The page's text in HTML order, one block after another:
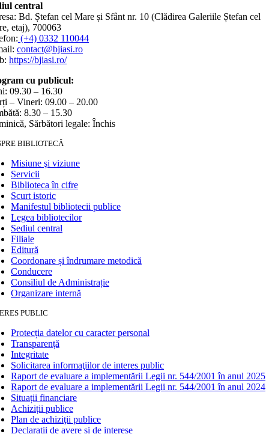
central
Bd. Ștefan cel Mare și Sfânt nr. 10 (Clădirea Galeriile Ștefan cel
etaj), 700063
(+4) 0332 110044
contact@bjiasi.ro
https://bjiasi.ro/
cu publicul:
09.30 – 16.30
– Vineri: 09.00 – 20.00
8.30 – 15.30
Sărbători legale: Închis
BIBLIOTECĂ
Misiune şi viziune
Servicii
Biblioteca în cifre
Scurt istoric
Manifestul bibliotecii publice
Legea bibliotecilor
Sediul central
Filiale
Editură
Coordonare și îndrumare metodică
Conducere
Consiliul de Administrație
Organizare internă
PUBLIC
Protecția datelor cu caracter personal
Transparență
Integritate
Solicitarea informaţiilor de interes public
Raport de evaluare a implementării Legii nr. 544/2001 în anul 2025
Raport de evaluare a implementării Legii nr. 544/2001 în anul 2024
Situații financiare
Achiziții publice
Plan de achiziţii publice
Declarații de avere și de interese